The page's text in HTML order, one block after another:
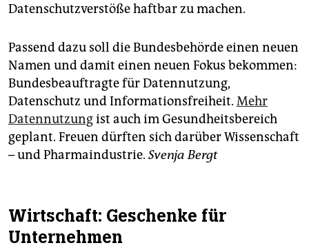
Datenschutzverstöße haftbar zu machen.
Passend dazu soll die Bundesbehörde einen neuen
Namen und damit einen neuen Fokus bekommen:
Bundesbeauftragte für Datennutzung,
Datenschutz und Informationsfreiheit. Mehr
Datennutzungist auch im Gesundheitsbereich
geplant. Freuen dürften sich darüber Wissenschaft
– und Pharmaindustrie. Svenja Bergt
Wirtschaft: Geschenke für
Unternehmen